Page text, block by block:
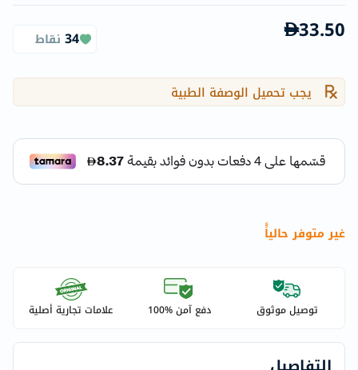
33.50
34 نقاط
يجب تحميل الوصفة الطبية
غير متوفر حالياًً
توصيل موثوق دفع آمن %100 علامات تجارية أصلية